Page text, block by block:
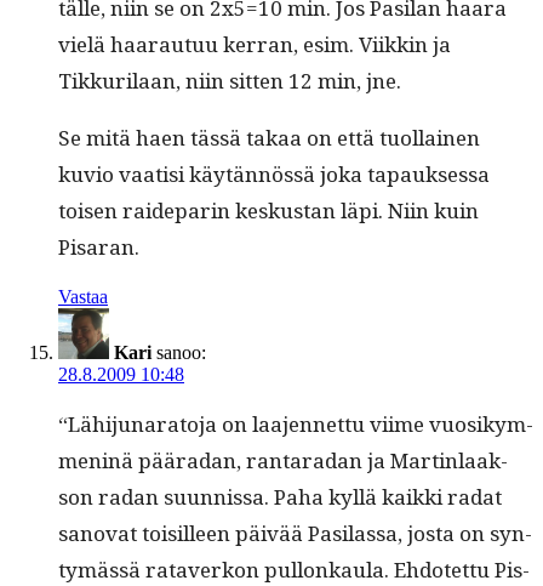
tälle, niin se on 2x5=10 min. Jos Pasi­lan haara
vielä haa­rautuu ker­ran, esim. Viikkin ja
Tikkuri­laan, niin sit­ten 12 min, jne.
Se mitä haen tässä takaa on että tuol­lainen
kuvio vaatisi käytän­nössä joka tapauk­ses­sa
toisen raide­parin keskus­tan läpi. Niin kuin
Pisaran.
Vastaa
Kari sanoo:
28.8.2009 10:48
“Lähi­ju­nara­to­ja on laa­jen­net­tu viime vuosikym­
meninä pääradan, rantaradan ja Mar­tin­laak­
son radan suun­nis­sa. Paha kyl­lä kaik­ki radat
sanovat toisilleen päivää Pasi­las­sa, jos­ta on syn­
tymässä rataverkon pul­lonkaula. Ehdotet­tu Pis­